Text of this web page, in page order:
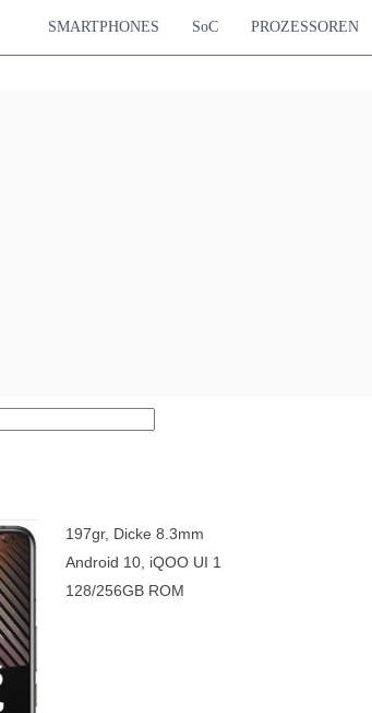
SMARTPHONES SoC PROZESSOREN
197gr, Dicke 8.3mm
Android 10, iQOO UI 1
128/256GB ROM